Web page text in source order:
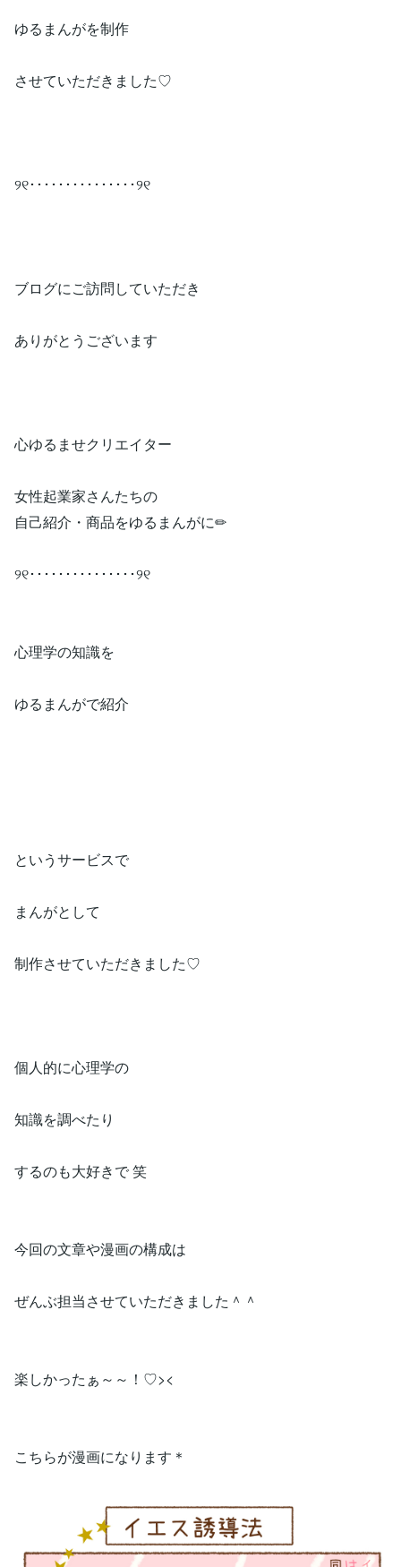
ゆるまんがを制作
させていただきました♡
୨୧･･･････････････୨୧
ブログにご訪問していただき
ありがとうございます
心ゆるませクリエイター
女性起業家さんたちの
自己紹介・商品をゆるまんがに✏
୨୧･･･････････････୨୧
心理学の知識を
ゆるまんがで紹介
というサービスで
まんがとして
制作させていただきました♡
個人的に心理学の
知識を調べたり
するのも大好きで 笑
今回の文章や漫画の構成は
ぜんぶ担当させていただきました＾＾
楽しかったぁ～～！♡><
こちらが漫画になります＊